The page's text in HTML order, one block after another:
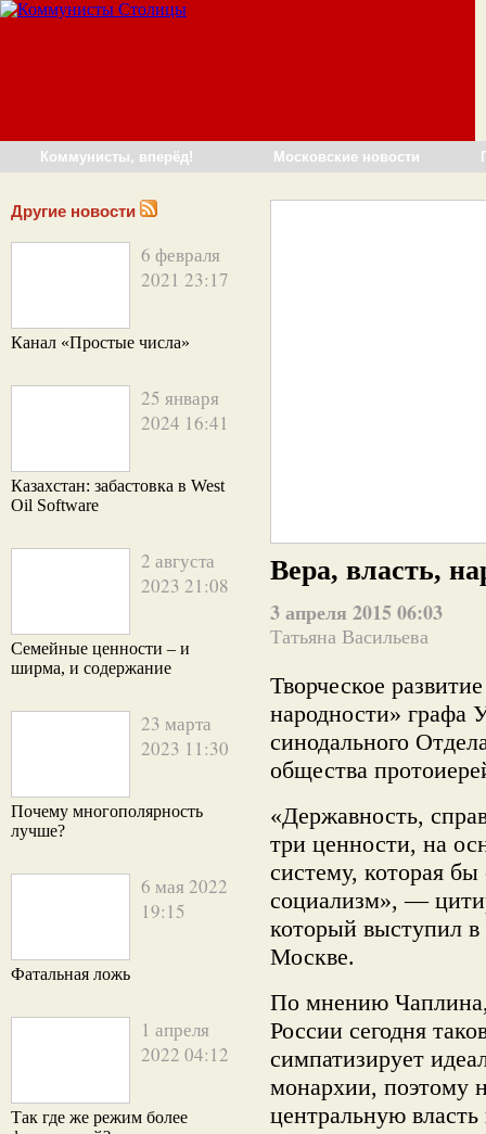
Коммунисты, вперёд! Московские новости
Другие новости
6 февраля
2021 23:17
Канал «Простые числа»
25 января
2024 16:41
Казахстан: забастовка в West
Oil Software
2 августа
2023 21:08
Семейные ценности – и
ширма, и содержание
23 марта
2023 11:30
Почему многополярность
лучше?
6 мая 2022
19:15
Фатальная ложь
1 апреля
2022 04:12
Так где же режим более
Вера, власть,
3 апреля 2015 06:03
Татьяна Васильева
Творческое
народности» графа
синодального
общества
«Державность,
три ценности, на
систему, которая
социализм», —
который выступил в
Москве.
По мнению Чаплина,
России сегодня
симпатизирует
монархии, поэтому
центральную власть